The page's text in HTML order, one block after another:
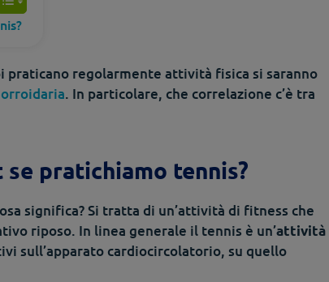
praticano regolarmente attività fisica si saranno
. In particolare, che correlazione c’è tra
pratichiamo tennis?
significa? Si tratta di un’attività di fitness che
riposo. In linea generale il tennis è un’attività
sull’apparato cardiocircolatorio, su quello